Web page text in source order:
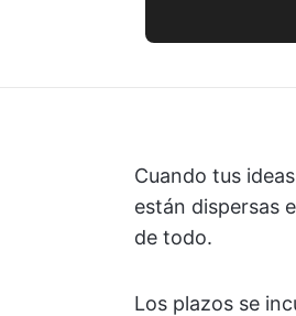
Cuando tus
están dispersas
de todo.
Los plazos se